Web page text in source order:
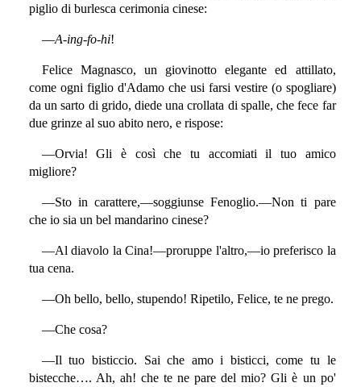
piglio di burlesca cerimonia cinese:
—A-ing-fo-hi!
Felice Magnasco, un giovinotto elegante ed attillato,
come ogni figlio d'Adamo che usi farsi vestire (o spogliare)
da un sarto di grido, diede una crollata di spalle, che fece far
due grinze al suo abito nero, e rispose:
—Orvia! Gli è così che tu accomiati il tuo amico
migliore?
—Sto in carattere,—soggiunse Fenoglio.—Non ti pare
che io sia un bel mandarino cinese?
—Al diavolo la Cina!—proruppe l'altro,—io preferisco la
tua cena.
—Oh bello, bello, stupendo! Ripetilo, Felice, te ne prego.
—Che cosa?
—Il tuo bisticcio. Sai che amo i bisticci, come tu le
bistecche…. Ah, ah! che te ne pare del mio? Gli è un po'